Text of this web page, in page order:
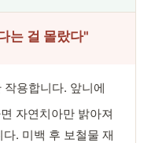
는 걸 몰랐다"
용합니다. 앞니에
자연치아만 밝아져
. 미백 후 보철물 재